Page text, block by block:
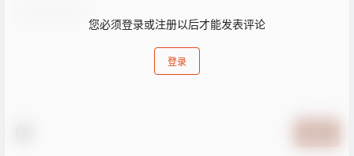
您必须登录或注册以后才能发表评论
登录